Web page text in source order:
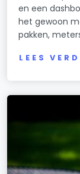
en een
het gewoon
pakken,
LEES